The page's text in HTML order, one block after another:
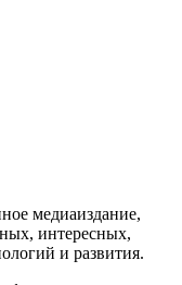
медиаиздание,
интересных,
и развития.